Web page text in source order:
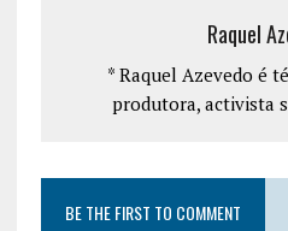
Raquel
* Raquel Azevedo é
produtora, activista
BE THE FIRST TO COMMENT